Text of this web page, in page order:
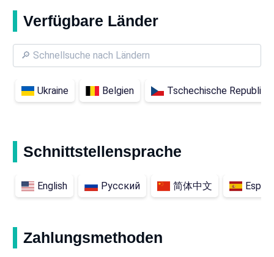
Verfügbare Länder
Ukraine Belgien Tschechische Republik
Schnittstellensprache
English Русский 简体中文
Zahlungsmethoden